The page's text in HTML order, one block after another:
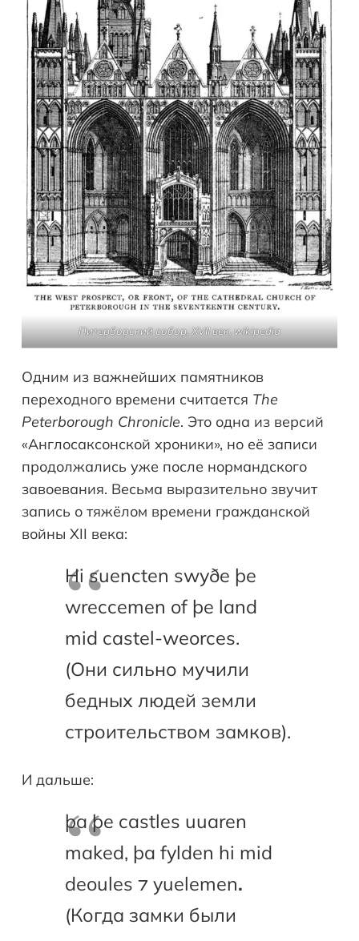
Питерборский собор, XVII век, wikipedia
Одним из важнейших памятников
переходного времени считается The
Peterborough Chronicle. Это одна из версий
«Англосаксонской хроники», но её записи
продолжались уже после нормандского
завоевания. Весьма выразительно звучит
запись о тяжёлом времени гражданской
войны XII века:
Hi suencten swyðe þe
wreccemen of þe land
mid castel-weorces.
(Они сильно мучили
бедных людей земли
строительством замков).
И дальше:
þa þe castles uuaren
maked, þa fylden hi mid
deoules ⁊ yuelemen.
(Когда замки были